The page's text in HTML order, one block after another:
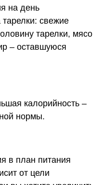
на день
свежие
тарелки, мясо
– оставшуюся
калорийность –
нормы.
в план питания
от цели